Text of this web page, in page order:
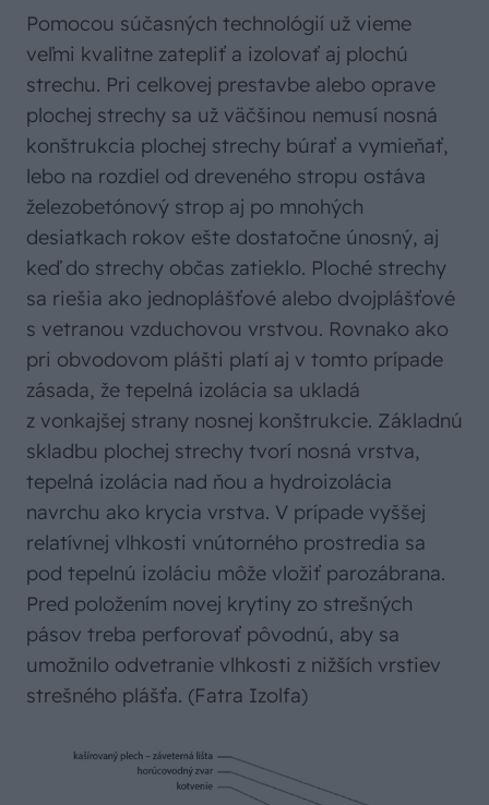
Pomocou súčasných technológií už vieme
veľmi kvalitne zatepliť a izolovať aj plochú
strechu. Pri celkovej prestavbe alebo oprave
plochej strechy sa už väčšinou nemusí nosná
konštrukcia plochej strechy búrať a vymieňať,
lebo na rozdiel od dreveného stropu ostáva
železobetónový strop aj po mnohých
desiatkach rokov ešte dostatočne únosný, aj
keď do strechy občas zatieklo. Ploché strechy
sa riešia ako jednoplášťové alebo dvojplášťové
s vetranou vzduchovou vrstvou. Rovnako ako
pri obvodovom plášti platí aj v tomto prípade
zásada, že tepelná izolácia sa ukladá
z vonkajšej strany nosnej konštrukcie. Základnú
skladbu plochej strechy tvorí nosná vrstva,
tepelná izolácia nad ňou a hydroizolácia
navrchu ako krycia vrstva. V prípade vyššej
relatívnej vlhkosti vnútorného prostredia sa
pod tepelnú izoláciu môže vložiť parozábrana.
Pred položením novej krytiny zo strešných
pásov treba perforovať pôvodnú, aby sa
umožnilo odvetranie vlhkosti z nižších vrstiev
strešného plášťa. (Fatra Izolfa)